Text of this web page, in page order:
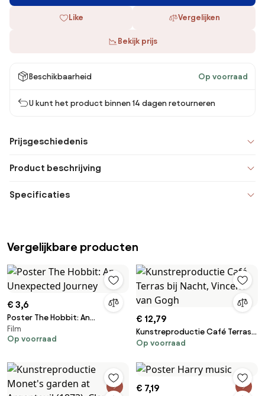
Like Vergelijken
Bekijk prijs
Beschikbaarheid Op voorraad
U kunt het product binnen 14 dagen retourneren
Prijsgeschiedenis
Product beschrijving
Specificaties
Vergelijkbare producten
€ 3,6
Poster The Hobbit: An
Unexpected Journey
Film
Op voorraad
€ 12,79
Kunstreproductie Café Terras
bij Nacht, Vincent van Gogh
Op voorraad
€ 7,19